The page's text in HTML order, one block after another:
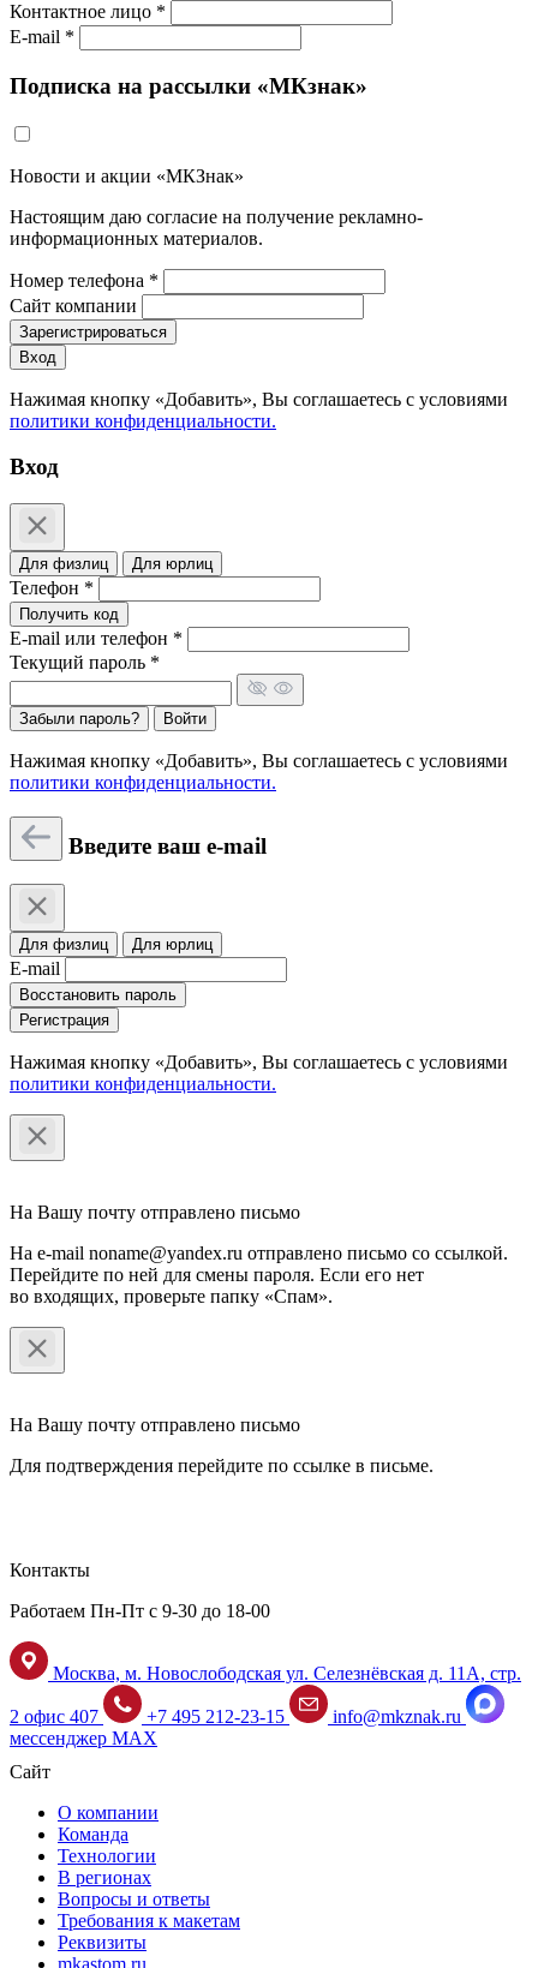
Контактное лицо *
E-mail *
Подписка на рассылки «МКзнак»
Новости и акции «МКЗнак»
Настоящим даю согласие на получение рекламно-
информационных материалов.
Номер телефона *
Сайт компании
Зарегистрироваться
Вход
Нажимая кнопку «Добавить», Вы соглашаетесь c условиями
политики конфиденциальности.
Вход
Для физлиц Для юрлиц
Телефон *
Получить код
E-mail или телефон *
Текущий пароль *
Забыли пароль? Войти
Нажимая кнопку «Добавить», Вы соглашаетесь c условиями
политики конфиденциальности.
Введите ваш e-mail
Для физлиц Для юрлиц
E-mail
Восстановить пароль
Регистрация
Нажимая кнопку «Добавить», Вы соглашаетесь c условиями
политики конфиденциальности.
На Вашу почту отправлено письмо
На e-mail noname@yandex.ru отправлено письмо со ссылкой.
Перейдите по ней для смены пароля. Если его нет
во входящих, проверьте папку «Спам».
На Вашу почту отправлено письмо
Для подтверждения перейдите по ссылке в письме.
Контакты
Работаем Пн-Пт с 9-30 до 18-00
Москва, м. Новослободская ул. Селезнёвская д. 11А, стр.
2 офис 407 +7 495 212-23-15
info@mkznak.ru
мессенджер MAX
Сайт
О компании
Команда
Технологии
В регионах
Вопросы и ответы
Требования к макетам
Реквизиты
mkastom.ru